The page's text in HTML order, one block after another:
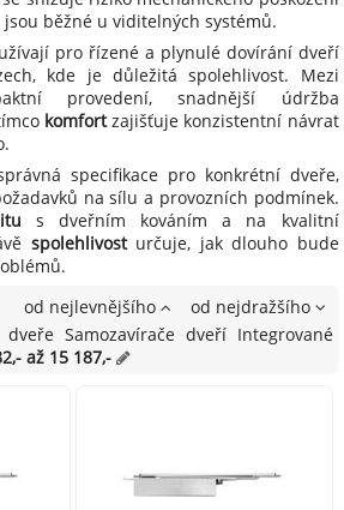
běžné u viditelných systémů.
pro řízené a plynulé dovírání dveří
kde je důležitá spolehlivost. Mezi
provedení, snadnější údržba
komfortzajišťuje konzistentní návrat
specifikace pro konkrétní dveře,
na sílu a provozních podmínek.
s dveřním kováním a na kvalitní
spolehlivosturčuje, jak dlouho bude
od nejlevnějšího
od nejdražšího
Samozavírače dveří Integrované
až 15 187,-